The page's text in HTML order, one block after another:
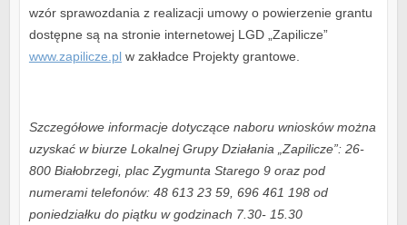
wzór sprawozdania z realizacji umowy o powierzenie grantu
dostępne są na stronie internetowej LGD „Zapilicze”
www.zapilicze.plw zakładce Projekty grantowe.
Szczegółowe informacje dotyczące naboru wniosków można
uzyskać w biurze Lokalnej Grupy Działania „Zapilicze”: 26-
800 Białobrzegi, plac Zygmunta Starego 9 oraz pod
numerami telefonów: 48 613 23 59, 696 461 198 od
poniedziałku do piątku w godzinach 7.30- 15.30